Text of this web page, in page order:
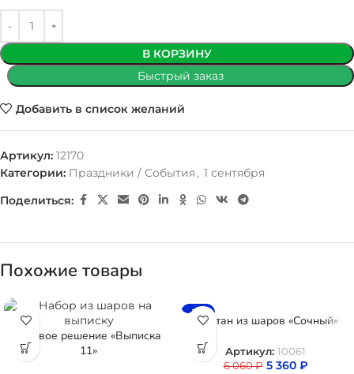
В КОРЗИНУ
Быстрый заказ
Добавить в список желаний
Артикул: 12170
Категории: Праздники / События , 1 сентября
Поделиться:
Похожие товары
Готовое решение «Выписка
11»
-12%
Фонтан из шаров «Сочный»
Артикул: 10061
6 060₽ 5 360 ₽